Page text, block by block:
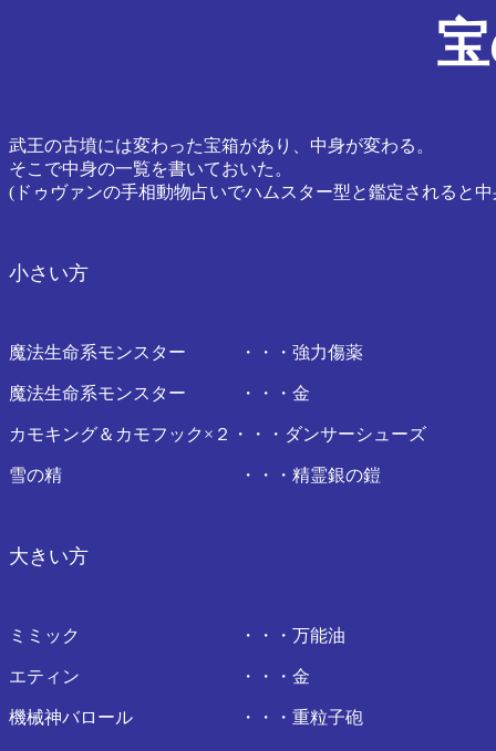
武王の古墳には変わった宝箱があり、中身が変わる。
そこで中身の一覧を書いておいた。
(ドゥヴァンの手相動物占いでハムスター型と鑑定されると
小さい方
魔法生命系モンスター ・・・強力傷薬
魔法生命系モンスター ・・・金
カモキング＆カモフック×２・・・ダンサーシューズ
雪の精 ・・・精霊銀の鎧
大きい方
ミミック ・・・万能油
エティン ・・・金
機械神バロール ・・・重粒子砲